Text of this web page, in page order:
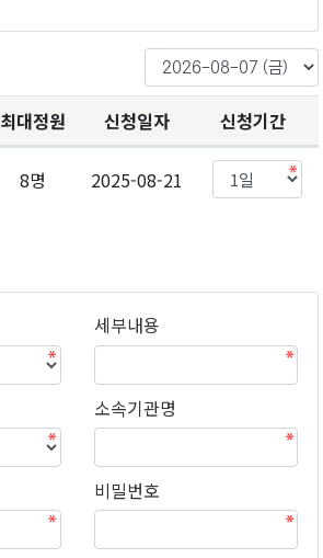
최대정원 신청일자 신청기간
8명 2025-08-21
세부내용
소속기관명
비밀번호